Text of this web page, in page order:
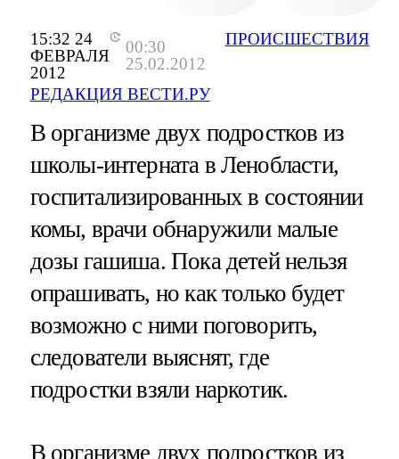
15:32 24
ФЕВРАЛЯ
2012
00:30
25.02.2012
РЕДАКЦИЯ ВЕСТИ.РУ
ПРОИСШЕСТВИЯ
В организме двух подростков из
школы-интерната в Ленобласти,
госпитализированных в состоянии
комы, врачи обнаружили малые
дозы гашиша. Пока детей нельзя
опрашивать, но как только будет
возможно с ними поговорить,
следователи выяснят, где
подростки взяли наркотик.
В организме двух подростков из